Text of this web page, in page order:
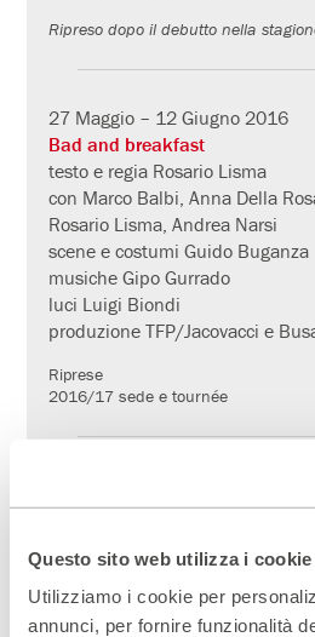
Questo sito web utilizza i cookie
Utilizziamo i cookie per
annunci, per fornire funzionalità
Ripreso dopo il debutto nella
27 Maggio – 12 Giugno 2016
Bad and breakfast
testo e regia Rosario Lisma
con Marco Balbi, Anna Della
Rosario Lisma, Andrea Narsi
scene e costumi Guido Buganza
musiche Gipo Gurrado
luci Luigi Biondi
produzione TFP/Jacovacci e
Riprese
2016/17 sede e tournée
Uomo solo in fila
regia Luca Sandri
scene Fabio Cherstich
musiche Gianluca Sambataro